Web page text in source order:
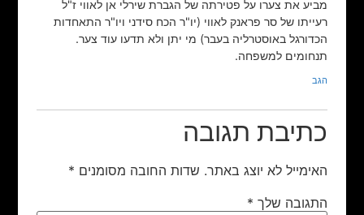
מביע את צערו על פטירתה של הגברת שירלי אן לאווי ז"ל
רעייתו של סר פראנק לאווי (יו"ר הכח סידני ויו"ר התאחדות
הכדורגל באוסטרליה בעבר) מי יתן ולא תדעו עוד צער.
תנחומים למשפחה.
הגב
כתיבת תגובה
האימייל לא יוצג באתר. שדות החובה מסומנים *
התגובה שלך *